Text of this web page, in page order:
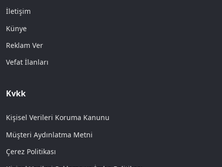
İletişim
Künye
Reklam Ver
Vefat İlanları
Kvkk
Kişisel Verileri Koruma Kanunu
Müşteri Aydınlatma Metni
Çerez Politikası